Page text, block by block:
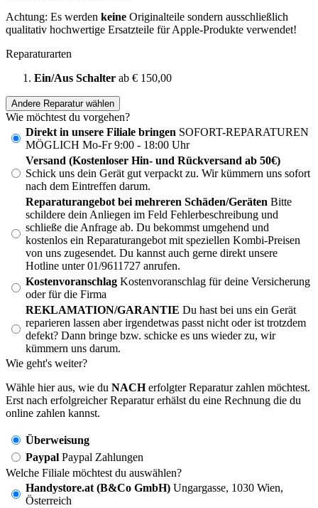
Achtung: Es werden keine Originalteile sondern ausschließlich
qualitativ hochwertige Ersatzteile für Apple-Produkte verwendet!
Reparaturarten
Ein/Aus Schalter ab € 150,00
Andere Reparatur wählen
Wie möchtest du vorgehen?
Direkt in unsere Filiale bringen SOFORT-REPARATUREN
MÖGLICH Mo-Fr 9:00 - 18:00 Uhr
Versand (Kostenloser Hin- und Rückversand ab 50€)
Schick uns dein Gerät gut verpackt zu. Wir kümmern uns sofort
nach dem Eintreffen darum.
Reparaturangebot bei mehreren Schäden/Geräten Bitte
schildere dein Anliegen im Feld Fehlerbeschreibung und
schließe die Anfrage ab. Du bekommst umgehend und
kostenlos ein Reparaturangebot mit speziellen Kombi-Preisen
von uns zugesendet. Du kannst auch gerne direkt unsere
Hotline unter 01/9611727 anrufen.
Kostenvoranschlag Kostenvoranschlag für deine Versicherung
oder für die Firma
REKLAMATION/GARANTIE Du hast bei uns ein Gerät
reparieren lassen aber irgendetwas passt nicht oder ist trotzdem
defekt? Dann bringe bzw. schicke es uns wieder zu, wir
kümmern uns darum.
Wie geht's weiter?
Wähle hier aus, wie du NACHerfolgter Reparatur zahlen möchtest.
Erst nach erfolgreicher Reparatur erhälst du eine Rechnung die du
online zahlen kannst.
Überweisung
Paypal Paypal Zahlungen
Welche Filiale möchtest du auswählen?
Handystore.at (B&Co GmbH) Ungargasse, 1030 Wien,
Österreich